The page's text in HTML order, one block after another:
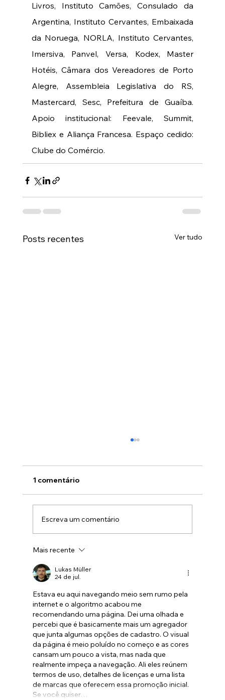
Livros, Instituto Camões, Consulado da
Argentina, Instituto Cervantes, Embaixada
da Noruega, NORLA, Instituto Cervantes,
Imersiva, Panvel, Versa, Kodex, Master
Hotéis, Câmara dos Vereadores de Porto
Alegre, Assembleia Legislativa do RS,
Mastercard, Sesc, Prefeitura de Guaíba.
Apoio institucional: Feevale, Summit,
Bibliex e Aliança Francesa. Espaço cedido:
Clube do Comércio.
Posts recentes Ver tudo
Feira do Livro de Porto Alegre
1 comentário
Escreva um comentário
Mais recente
Lukas Müller
24 de jul.
Estava eu aqui navegando meio sem rumo pela
internet e o algoritmo acabou me
recomendando uma página. Dei uma olhada e
percebi que é basicamente mais um agregador
que junta algumas opções de cadastro. O visual
da página é meio poluído no começo e as cores
cansam um pouco a vista, mas nada que
realmente impeça a navegação. Ali eles reúnem
termos de uso, detalhes de licenças e uma lista
de marcas que oferecem essa promoção inicial.
Se você quiser…